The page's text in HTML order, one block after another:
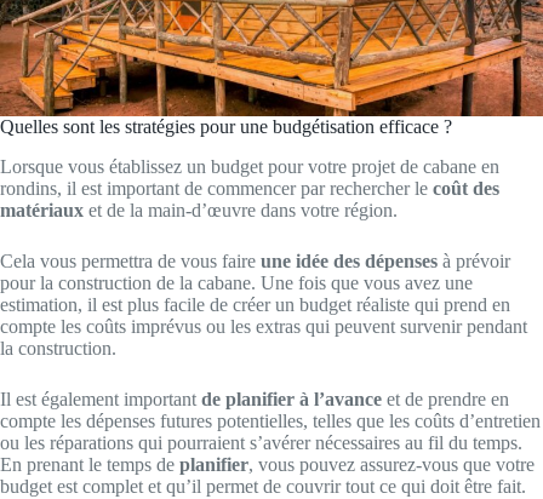
Quelles sont les stratégies pour une budgétisation efficace ?
Lorsque vous établissez un budget pour votre projet de cabane en
rondins, il est important de commencer par rechercher le coût des
matériaux et de la main-d’œuvre dans votre région.
Cela vous permettra de vous faire une idée des dépenses à prévoir
pour la construction de la cabane. Une fois que vous avez une
estimation, il est plus facile de créer un budget réaliste qui prend en
compte les coûts imprévus ou les extras qui peuvent survenir pendant
la construction.
Il est également important de planifier à l’avance et de prendre en
compte les dépenses futures potentielles, telles que les coûts d’entretien
ou les réparations qui pourraient s’avérer nécessaires au fil du temps.
En prenant le temps de planifier, vous pouvez assurez-vous que votre
budget est complet et qu’il permet de couvrir tout ce qui doit être fait.